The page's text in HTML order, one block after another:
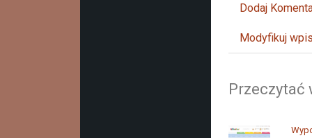
Dodaj
Modyfikuj
Przeczytać